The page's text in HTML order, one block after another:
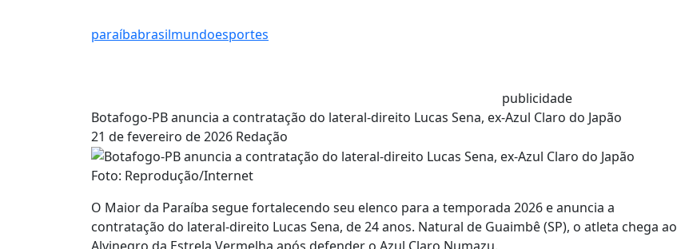
paraíbabrasilmundoesportes
publicidade
Botafogo-PB anuncia a contratação do lateral-direito Lucas Sena, ex-Azul Claro do Japão
21 de fevereiro de 2026 Redação
Foto: Reprodução/Internet
O Maior da Paraíba segue fortalecendo seu elenco para a temporada 2026 e anuncia a
contratação do lateral-direito Lucas Sena, de 24 anos. Natural de Guaimbê (SP), o atleta chega ao